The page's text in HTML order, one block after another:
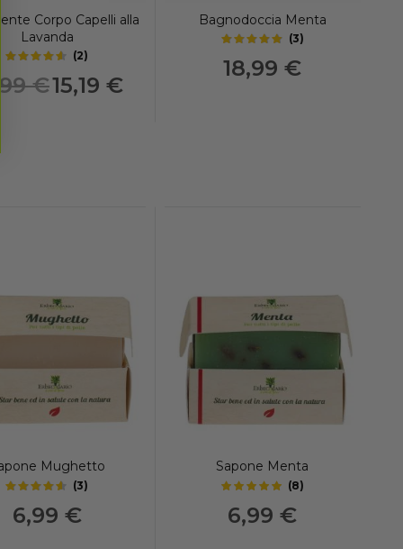
Corpo Capelli alla
Lavanda
(2)
€ Prezzo
speciale
15,19 €
Bagnodoccia Menta
(3)
18,99 €
Mughetto
(3)
6,99 €
Sapone Menta
(8)
6,99 €